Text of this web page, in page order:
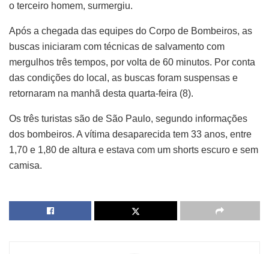
o terceiro homem, surmergiu.
Após a chegada das equipes do Corpo de Bombeiros, as
buscas iniciaram com técnicas de salvamento com
mergulhos três tempos, por volta de 60 minutos. Por conta
das condições do local, as buscas foram suspensas e
retornaram na manhã desta quarta-feira (8).
Os três turistas são de São Paulo, segundo informações
dos bombeiros. A vítima desaparecida tem 33 anos, entre
1,70 e 1,80 de altura e estava com um shorts escuro e sem
camisa.